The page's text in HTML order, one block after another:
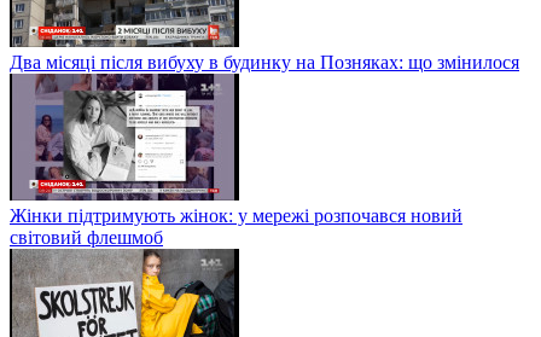
Два місяці після вибуху в будинку на Позняках: що змінилося
Жінки підтримують жінок: у мережі розпочався новий
світовий флешмоб